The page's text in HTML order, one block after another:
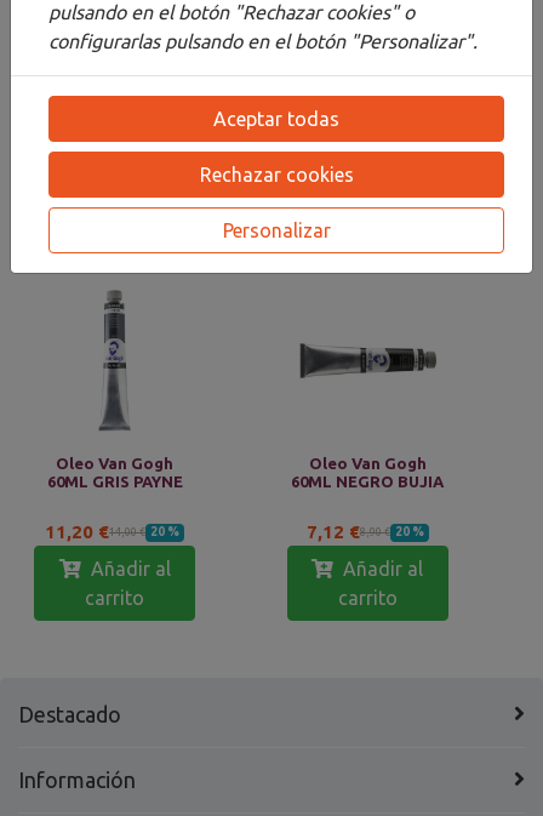
Adjuntos
Opiniones
¡Este producto no tiene descripción!
PRODUCTOSRELACIONADOS
Oleo Van Gogh
60ML GRIS PAYNE
11,20 €14,00 € 20 %
Añadir al
carrito
Oleo Van Gogh
60ML NEGRO BUJIA
7,12 €8,90 € 20 %
Añadir al
carrito
Destacado
Información
pulsando en el botón "Rechazar cookies" o
configurarlas pulsando en el botón "Personalizar".
Aceptar todas
Rechazar cookies
Personalizar